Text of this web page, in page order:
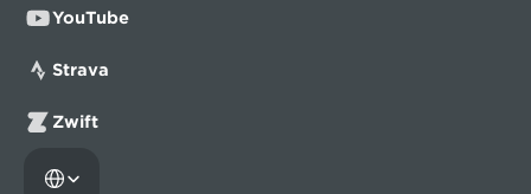
YouTube
Strava
Zwift